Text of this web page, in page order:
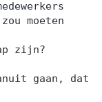
moeten
zijn?
gaan, dat